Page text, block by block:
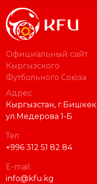
Официальный сайт
Кыргызского
Футбольного Союза
Адрес
Кыргызстан,
ул.Медерова 1-Б
Тел
+996 312 51 82 84
E-mail:
info@kfu.kg